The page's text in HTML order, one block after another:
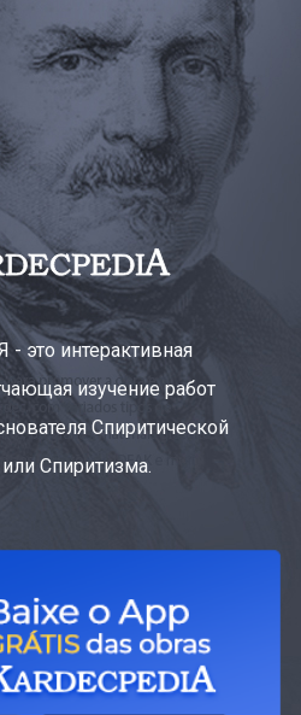
это интерактивная
изучение работ
Спиритической
Спиритизма.